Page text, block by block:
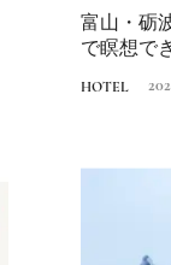
富山・砺
で瞑想で
HOTEL